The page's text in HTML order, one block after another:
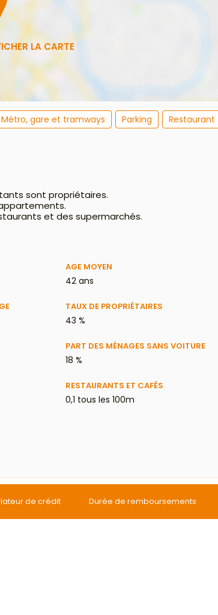
Métro, gare et tramways Parking
Restaurant
sont propriétaires.
et des supermarchés.
AGE MOYEN
42 ans
TAUX DE PROPRIÉTAIRES
43 %
PART DES MÉNAGES SANS VOITURE
18 %
RESTAURANTS ET CAFÉS
0,1 tous les 100m
de crédit Durée de remboursements